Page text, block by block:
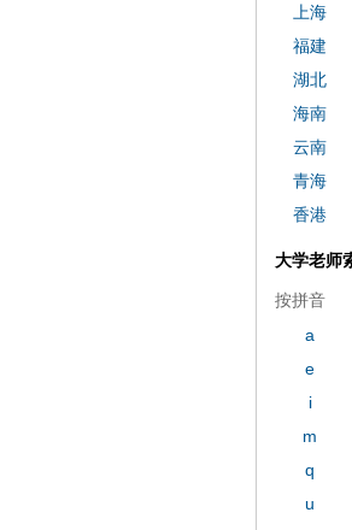
上海
福建
湖北
海南
云南
青海
香港
大学老师
按拼音
a
e
i
m
q
u